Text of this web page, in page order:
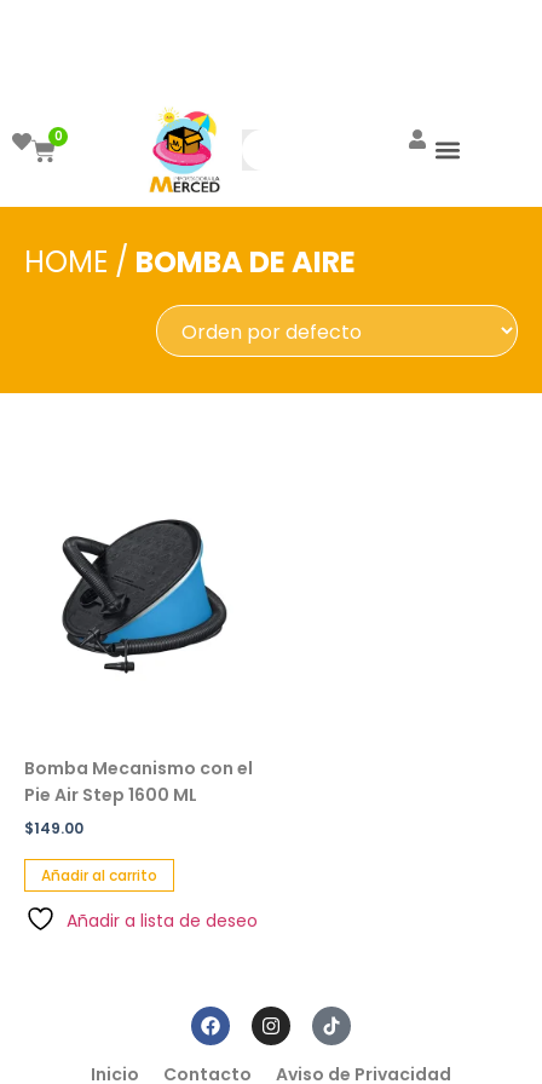
0
HOME / BOMBA DE AIRE
Bomba Mecanismo con el
Pie Air Step 1600 ML
$149.00
Añadir al carrito
Añadir a lista de deseo
Inicio Contacto Aviso de Privacidad